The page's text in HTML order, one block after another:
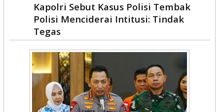
Kapolri Sebut Kasus Polisi Tembak
Polisi Menciderai Intitusi: Tindak
Tegas